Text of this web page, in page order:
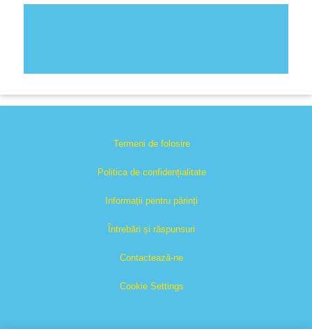
Termeni de folosire
Politica de confidențialitate
Informații pentru părinți
Întrebări și răspunsuri
Contactează-ne
Cookie Settings